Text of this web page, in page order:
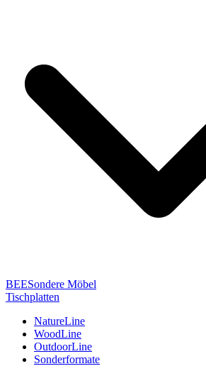
BEESondere Möbel
Tischplatten
NatureLine
WoodLine
OutdoorLine
Sonderformate